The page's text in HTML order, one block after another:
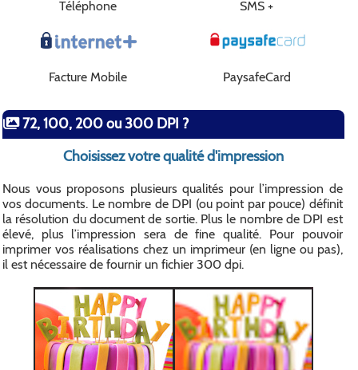
Téléphone SMS +
Facture Mobile PaysafeCard
72, 100, 200 ou 300 DPI ?
Choisissez votre qualité d'impression
Nous vous proposons plusieurs qualités pour l’impression de
vos documents. Le nombre de DPI (ou point par pouce) définit
la résolution du document de sortie. Plus le nombre de DPI est
élevé, plus l’impression sera de fine qualité. Pour pouvoir
imprimer vos réalisations chez un imprimeur (en ligne ou pas),
il est nécessaire de fournir un fichier 300 dpi.